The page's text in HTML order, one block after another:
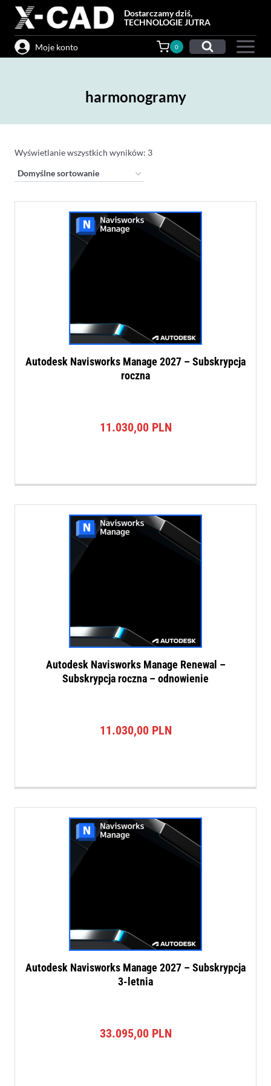
Przejdź
treści
Dostarczamy dziś,
TECHNOLOGIE JUTRA
Moje konto 0
harmonogramy
Wyświetlanie wszystkich wyników: 3
Autodesk Navisworks Manage 2027 – Subskrypcja
roczna
11.030,00 PLN
Autodesk Navisworks Manage Renewal –
Subskrypcja roczna – odnowienie
11.030,00 PLN
Autodesk Navisworks Manage 2027 – Subskrypcja
3-letnia
33.095,00 PLN